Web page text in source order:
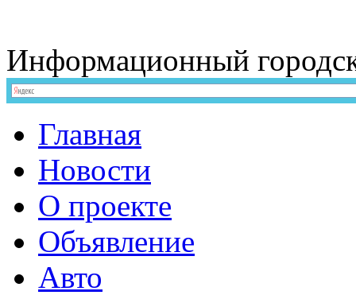
Информационный
Главная
Новости
О проекте
Объявление
Авто